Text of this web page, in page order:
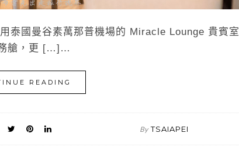
泰國曼谷素萬那普機場的 Miracle Lounge 貴賓室
務艙，更 […]…
READING
By TSAIAPEI